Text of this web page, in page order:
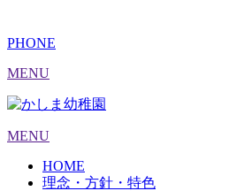
PHONE
MENU
MENU
HOME
理念・方針・特色